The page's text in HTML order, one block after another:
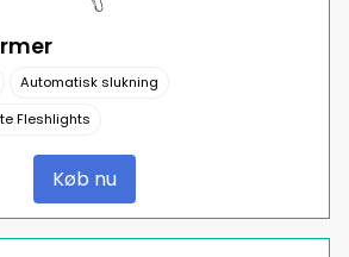
Automatisk slukning
Fleshlights
Køb nu